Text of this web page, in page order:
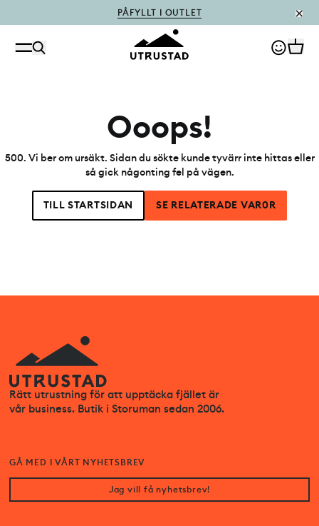
Ooops!
500. Vi ber om ursäkt. Sidan du sökte kunde tyvärr inte hittas eller
så gick någonting fel på vägen.
TILL STARTSIDAN SE RELATERADE VAR0R
Rätt utrustning för att upptäcka fjället är
vår business. Butik i Storuman sedan 2006.
GÅ MED I VÅRT NYHETSBREV
Jag vill få nyhetsbrev!